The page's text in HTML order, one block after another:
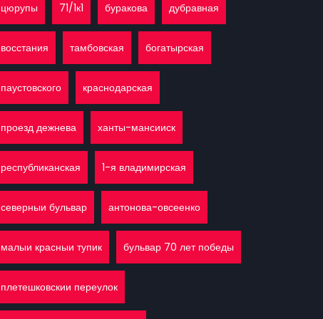
цюрупы 71/1к1 буракова дубравная
восстания тамбовская богатырская
паустовского краснодарская
проезд дежнева ханты-мансииск
республиканская 1-я владимирская
северныи бульвар антонова-овсеенко
малыи красныи тупик бульвар 70 лет победы
плетешковскии переулок